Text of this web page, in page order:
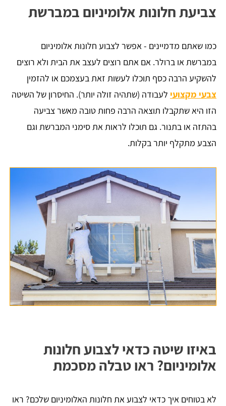
צביעת חלונות אלומיניום במברשת
כמו שאתם מדמיינים - אפשר לצבוע חלונות אלומיניום
במברשת או ברולר. אם אתם רוצים לעצב את הבית ולא רוצים
להשקיע הרבה כסף תוכלו לעשות זאת בעצמכם או להזמין
צבעי מקצועי לעבודה (שתהיה זולה יותר). החיסרון של השיטה
הזו היא שתקבלו תוצאה הרבה פחות טובה מאשר צביעה
בהתזה או בתנור. גם תוכלו לראות את סימני המברשת וגם
הצבע מתקלף יותר בקלות.
באיזו שיטה כדאי לצבוע חלונות
אלומיניום? ראו טבלה מסכמת
לא בטוחים איך כדאי לצבוע את חלונות האלומיניום שלכם? ראו